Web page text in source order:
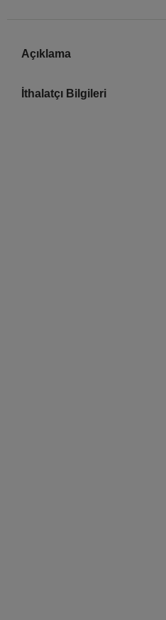
Açıklama
İthalatçı Bilgileri